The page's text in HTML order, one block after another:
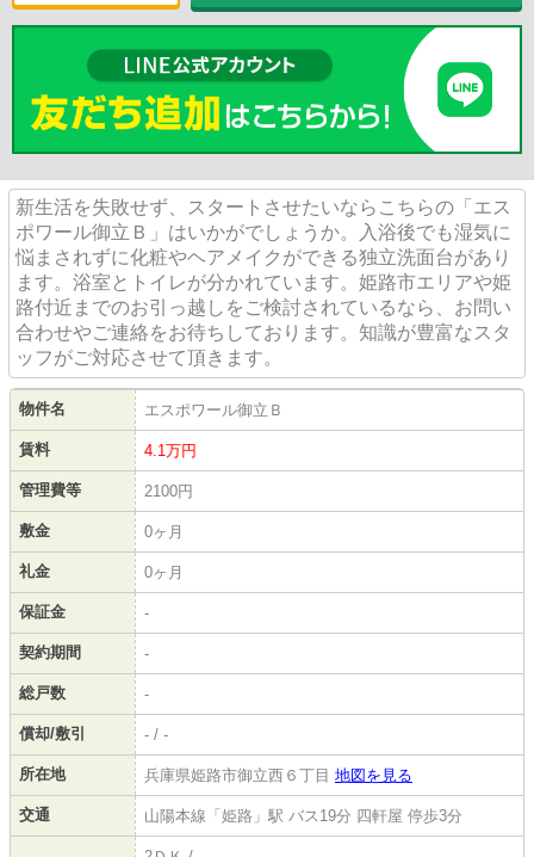
新生活を失敗せず、スタートさせたいならこちらの「エス
ポワール御立Ｂ」はいかがでしょうか。入浴後でも湿気に
悩まされずに化粧やヘアメイクができる独立洗面台があり
ます。浴室とトイレが分かれています。姫路市エリアや姫
路付近までのお引っ越しをご検討されているなら、お問い
合わせやご連絡をお待ちしております。知識が豊富なスタ
ッフがご対応させて頂きます。
物件名 エスポワール御立Ｂ
賃料 4.1万円
管理費等 2100円
敷金 0ヶ月
礼金 0ヶ月
保証金 -
契約期間 -
総戸数 -
償却/敷引 - / -
所在地 兵庫県姫路市御立西６丁目 地図を見る
交通 山陽本線「姫路」駅 バス19分 四軒屋 停歩3分